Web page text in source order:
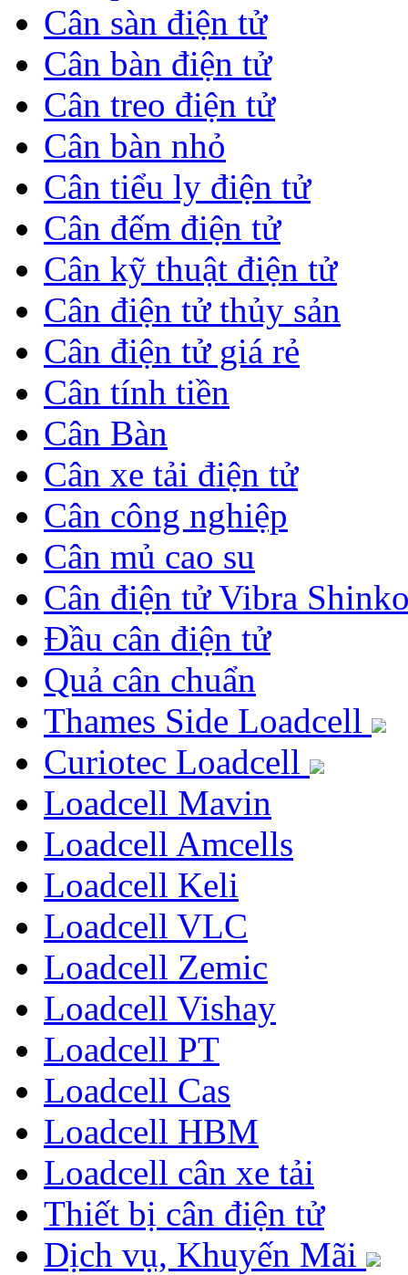
Cân sàn điện tử
Cân bàn điện tử
Cân treo điện tử
Cân bàn nhỏ
Cân tiểu ly điện tử
Cân đếm điện tử
Cân kỹ thuật điện tử
Cân điện tử thủy sản
Cân điện tử giá rẻ
Cân tính tiền
Cân Bàn
Cân xe tải điện tử
Cân công nghiệp
Cân mủ cao su
Cân điện tử Vibra
Đầu cân điện tử
Quả cân chuẩn
Thames Side Loadcell
Curiotec Loadcell
Loadcell Mavin
Loadcell Amcells
Loadcell Keli
Loadcell VLC
Loadcell Zemic
Loadcell Vishay
Loadcell PT
Loadcell Cas
Loadcell HBM
Loadcell cân xe tải
Thiết bị cân điện tử
Dịch vụ, Khuyến Mãi